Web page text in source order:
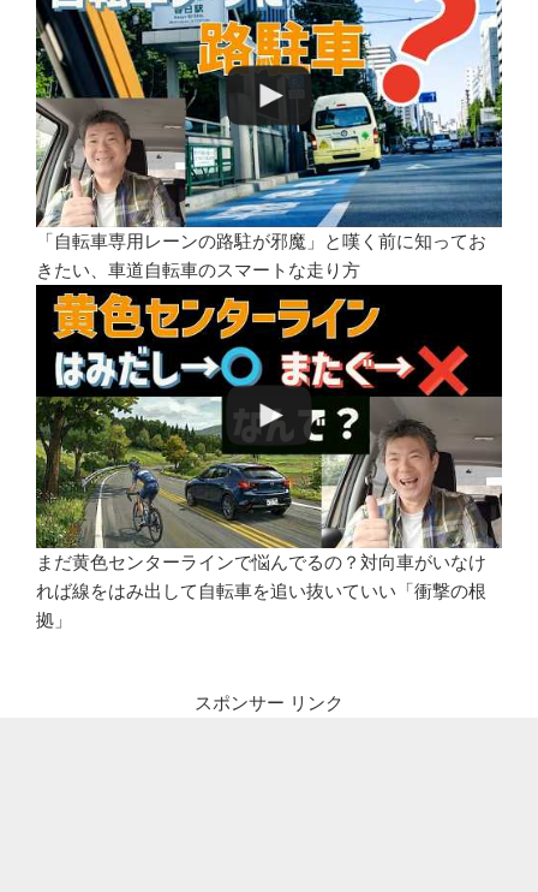
「自転車専用レーンの路駐が邪魔」と嘆く前に知ってお
きたい、車道自転車のスマートな走り方
まだ黄色センターラインで悩んでるの？対向車がいなけ
れば線をはみ出して自転車を追い抜いていい「衝撃の根
拠」
スポンサー リンク